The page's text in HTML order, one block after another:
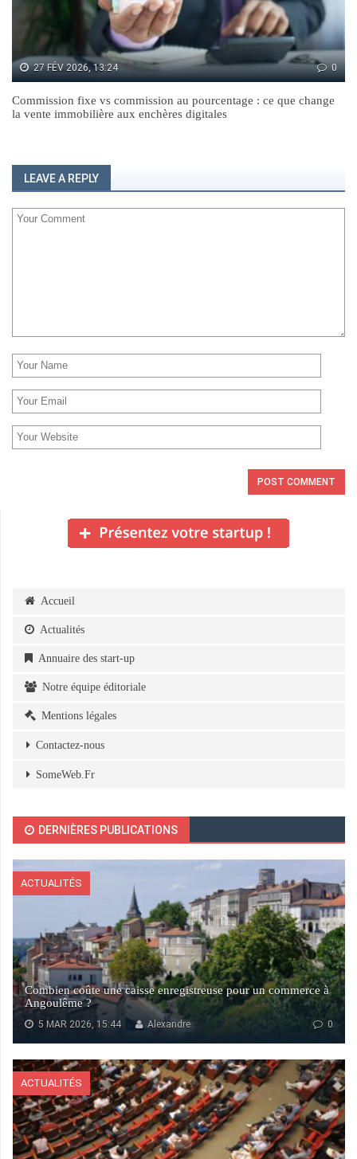
27 FÉV 2026, 13:24 0
Commission fixe vs commission au pourcentage : ce que change
la vente immobilière aux enchères digitales
LEAVE A REPLY
Accueil
Actualités
Annuaire des start-up
Notre équipe éditoriale
Mentions légales
Contactez-nous
SomeWeb.Fr
DERNIÈRES PUBLICATIONS
ACTUALITÉS
Combien coûte une caisse enregistreuse pour un commerce à
Angoulême ?
5 MAR 2026, 15:44 0
Alexandre
ACTUALITÉS